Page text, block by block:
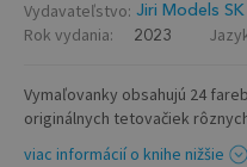
Vydavateľstvo: Jiri Models SK
Rok vydania: 2023
Vymaľovanky obsahujú 24
originálnych tetovačiek
viac informácií o knihe nižšie